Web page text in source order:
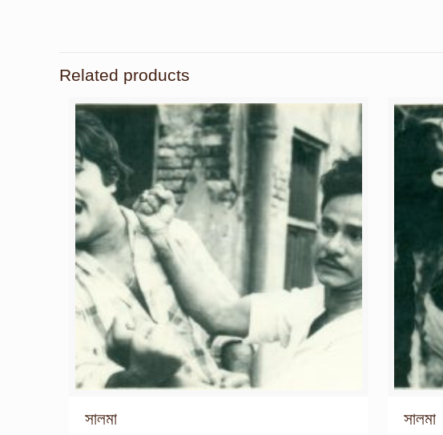
Related products
সালমা সালমা